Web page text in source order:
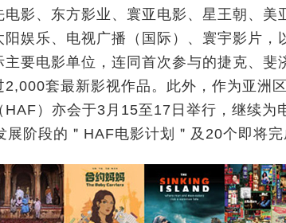
电影、东方影业、寰亚电影、星王朝、美
阳娱乐、电视广播（国际）、寰宇影片，
主要电影单位，连同首次参与的捷克、
2,000套最新影视作品。此外，作为亚洲
HAF）亦会于3月15至17日举行，继续为
展阶段的＂HAF电影计划＂及20个即将